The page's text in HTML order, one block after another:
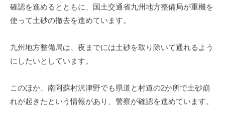
確認を進めるとともに、国土交通省九州地方整備局が重機を
使って土砂の撤去を進めています。
九州地方整備局は、夜までには土砂を取り除いて通れるよう
にしたいとしています。
このほか、南阿蘇村沢津野でも県道と村道の2か所で土砂崩
れが起きたという情報があり、警察が確認を進めています。